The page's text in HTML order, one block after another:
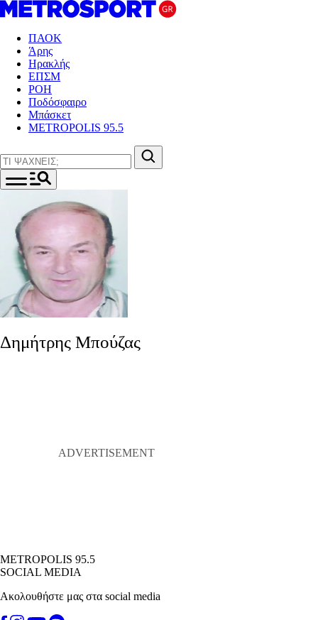
ΠΑΟΚ
Άρης
Ηρακλής
ΕΠΣΜ
ΡΟΗ
Ποδόσφαιρο
Μπάσκετ
METROPOLIS 95.5
Δημήτρης Μπούζας
METROPOLIS 95.5
SOCIAL MEDIA
Ακολουθήστε μας στα social media